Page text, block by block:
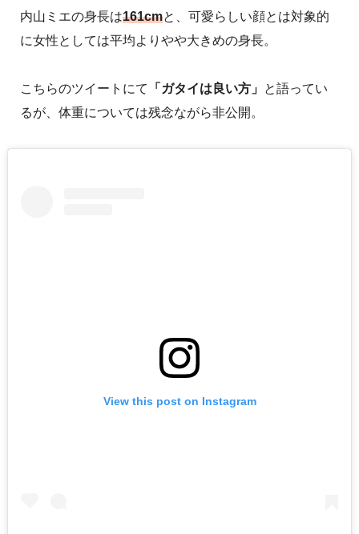
内山ミエの身長は161cmと、可愛らしい顔とは対象的
に女性としては平均よりやや大きめの身長。
こちらのツイートにて 「ガタイは良い方」 と語ってい
るが、体重については残念ながら非公開。
View this post on Instagram